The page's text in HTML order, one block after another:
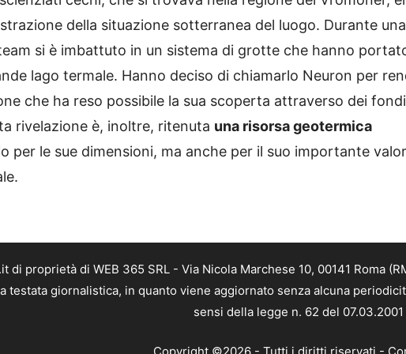
della situazione sotterranea del luogo. Durante
si è imbattuto in un sistema di grotte che hanno
lago termale. Hanno deciso di chiamarlo Neuron per
che ha reso possibile la sua scoperta attraverso dei
rivelazione è, inoltre, ritenuta una risorsa geotermica
per le sue dimensioni, ma anche per il suo importante
di proprietà di WEB 365 SRL - Via Nicola Marchese 10, 00141 Roma
testata giornalistica, in quanto viene aggiornato senza alcuna
sensi della legge n. 62 del 07.03.2001
Copyright ©2026 - Tutti i diritti riservati -